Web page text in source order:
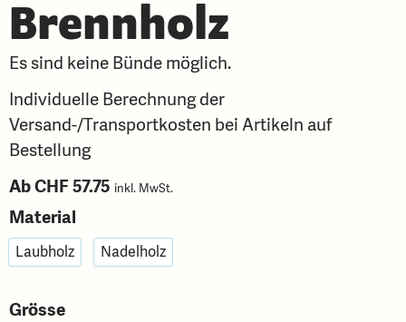
Brennholz
Es sind keine Bünde möglich.
Individuelle Berechnung der
Versand-/Transportkosten bei Artikeln auf
Bestellung
AbCHF 57.75 inkl. MwSt.
Material
Laubholz Nadelholz
Grösse